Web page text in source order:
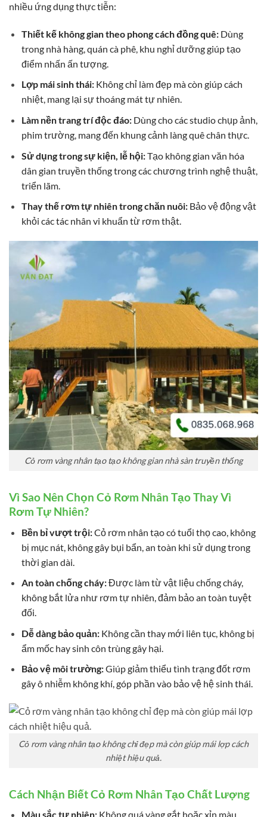
nhiều ứng dụng thực tiễn:
Thiết kế không gian theo phong cách đồng quê:Dùng
trong nhà hàng, quán cà phê, khu nghỉ dưỡng giúp tạo
điểm nhấn ấn tượng.
Lợp mái sinh thái:Không chỉ làm đẹp mà còn giúp cách
nhiệt, mang lại sự thoáng mát tự nhiên.
Làm nền trang trí độc đáo:Dùng cho các studio chụp ảnh,
phim trường, mang đến khung cảnh làng quê chân thực.
Sử dụng trong sự kiện, lễ hội:Tạo không gian văn hóa
dân gian truyền thống trong các chương trình nghệ thuật,
triển lãm.
Thay thế rơm tự nhiên trong chăn nuôi:Bảo vệ động vật
khỏi các tác nhân vi khuẩn từ rơm thật.
Cỏ rơm vàng nhân tạo tạo không gian nhà sàn truyền thống
Vì Sao Nên Chọn Cỏ Rơm Nhân Tạo Thay Vì
Rơm Tự Nhiên?
Bền bỉ vượt trội:Cỏ rơm nhân tạo có tuổi thọ cao, không
bị mục nát, không gây bụi bẩn, an toàn khi sử dụng trong
thời gian dài.
An toàn chống cháy:Được làm từ vật liệu chống cháy,
không bắt lửa như rơm tự nhiên, đảm bảo an toàn tuyệt
đối.
Dễ dàng bảo quản:Không cần thay mới liên tục, không bị
ẩm mốc hay sinh côn trùng gây hại.
Bảo vệ môi trường:Giúp giảm thiểu tình trạng đốt rơm
gây ô nhiễm không khí, góp phần vào bảo vệ hệ sinh thái.
Cỏ rơm vàng nhân tạo không chỉ đẹp mà còn giúp mái lợp cách
nhiệt hiệu quả.
Cách Nhận Biết Cỏ Rơm Nhân Tạo Chất Lượng
Màu sắc tự nhiên:Không quá vàng gắt hoặc xỉn màu.